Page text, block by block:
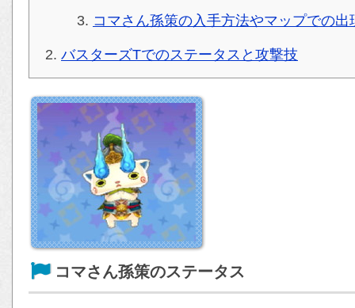
コマさん孫策の入手方法やマップでの出
バスターズTでのステータスと攻撃技
コマさん孫策のステータス